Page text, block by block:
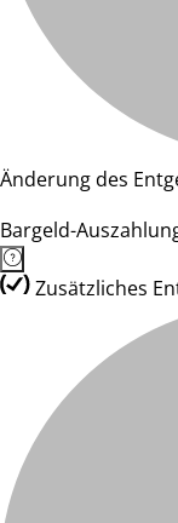
Änderung des
Bargeld-
Zusätzliches